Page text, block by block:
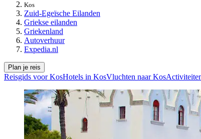
Kos
Zuid-Egeïsche Eilanden
Griekse eilanden
Griekenland
Autoverhuur
Expedia.nl
Plan je reis
Reisgids voor KosHotels in KosVluchten naar Kos